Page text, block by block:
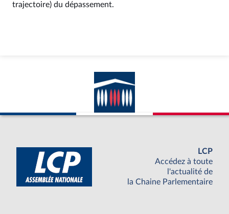
trajectoire) du dépassement.
LCP
Accédez à toute
l'actualité de
la Chaine Parlementaire